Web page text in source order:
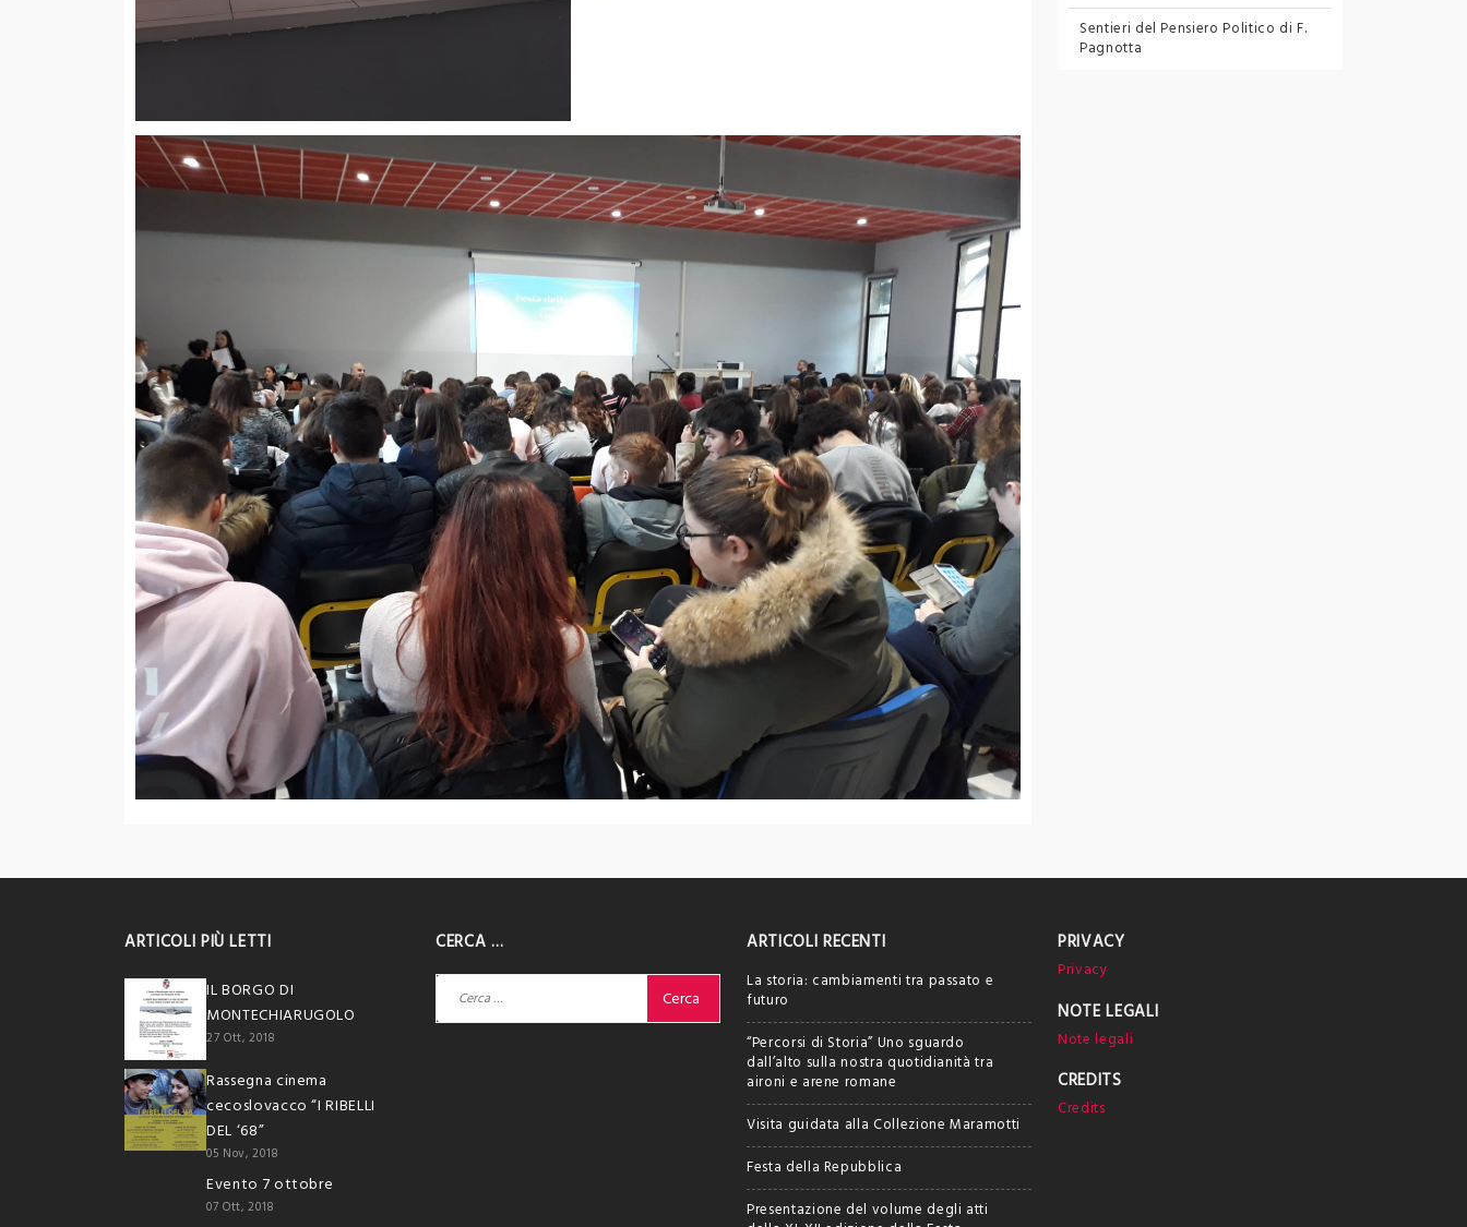
Sentieri del Pensiero Politico di F.
Pagnotta
ARTICOLI PIÙ LETTI
IL BORGO DI
MONTECHIARUGOLO
27 Ott, 2018
Rassegna cinema
cecoslovacco “I RIBELLI
DEL ‘68”
05 Nov, 2018
Evento 7 ottobre
07 Ott, 2018
CERCA …
Ricerca
per:
ARTICOLI RECENTI
La storia: cambiamenti tra passato e
futuro
“Percorsi di Storia” Uno sguardo
dall’alto sulla nostra quotidianità tra
aironi e arene romane
Visita guidata alla Collezione Maramotti
Festa della Repubblica
Presentazione del volume degli atti
PRIVACY
Privacy
NOTE LEGALI
Note legali
CREDITS
Credits